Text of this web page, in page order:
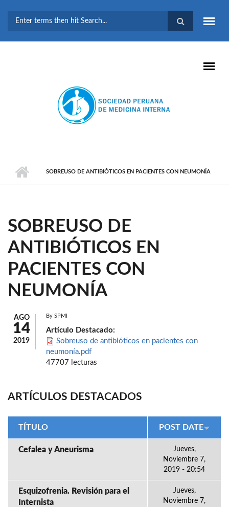
BÚSQUEDA
SOBREUSO DE ANTIBIÓTICOS EN PACIENTES CON NEUMONÍA
SOBREUSO DE
ANTIBIÓTICOS EN
PACIENTES CON
NEUMONÍA
AGO
14
2019
By SPMI
Artículo Destacado:
Sobreuso de antibióticos en pacientes con
neumonía.pdf
47707 lecturas
ARTÍCULOS DESTACADOS
TÍTULO POST DATE
Cefalea y Aneurisma
Jueves,
Noviembre 7,
2019 - 20:54
Esquizofrenia. Revisión para el
Internista
Jueves,
Noviembre 7,